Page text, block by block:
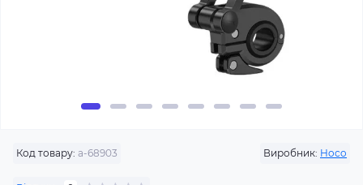
Код товару: a-68903 Виробник: Hoco